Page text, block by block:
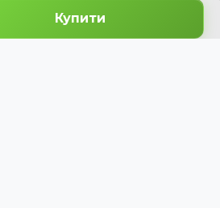
Купити
Всі права захищені.